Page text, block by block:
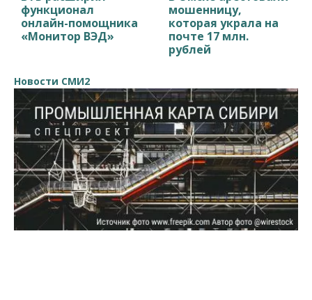
функционал
онлайн-помощника
«Монитор ВЭД»
мошенницу,
которая украла на
почте 17 млн.
рублей
Новости СМИ2